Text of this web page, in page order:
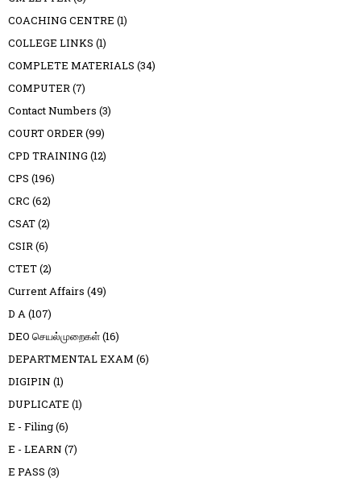
COACHING CENTRE (1)
COLLEGE LINKS (1)
COMPLETE MATERIALS (34)
COMPUTER(7)
Contact Numbers (3)
COURT ORDER(99)
CPD TRAINING (12)
CPS (196)
CRC (62)
CSAT(2)
CSIR(6)
CTET(2)
Current Affairs (49)
D A(107)
DEO செயல்முறைகள்(16)
DEPARTMENTAL EXAM (6)
DIGIPIN (1)
DUPLICATE (1)
E - Filing(6)
E - LEARN (7)
E PASS (3)